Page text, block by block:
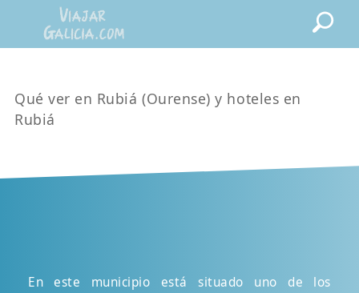
Qué ver en Rubiá (Ourense) y hoteles en
Rubiá
En este municipio está situado uno de los